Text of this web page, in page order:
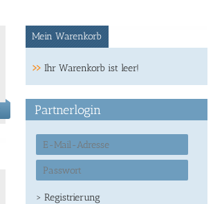
Mein Warenkorb
Ihr Warenkorb ist leer!
Partnerlogin
> Registrierung